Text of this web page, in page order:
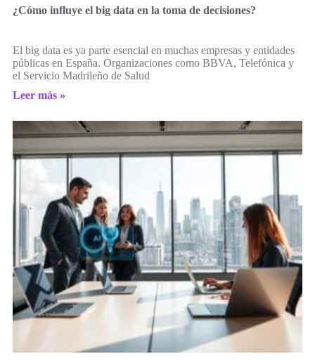
¿Cómo influye el big data en la toma de decisiones?
El big data es ya parte esencial en muchas empresas y entidades
públicas en España. Organizaciones como BBVA, Telefónica y
el Servicio Madrileño de Salud
Leer más »